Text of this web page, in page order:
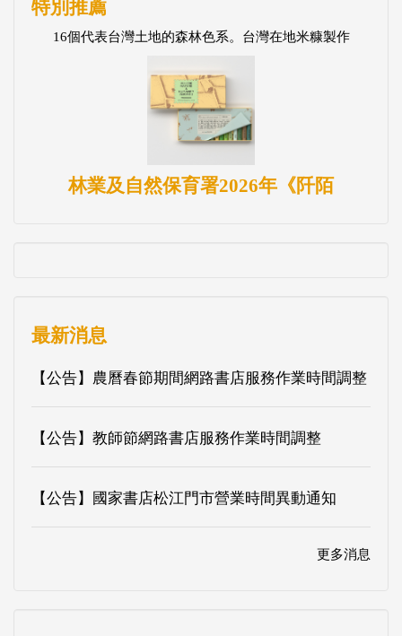
特別推薦
16個代表台灣土地的森林色系。台灣在地米糠製作
林業及自然保育署2026年《阡陌
最新消息
【公告】農曆春節期間網路書店服務作業時間調整
【公告】教師節網路書店服務作業時間調整
【公告】國家書店松江門市營業時間異動通知
更多消息